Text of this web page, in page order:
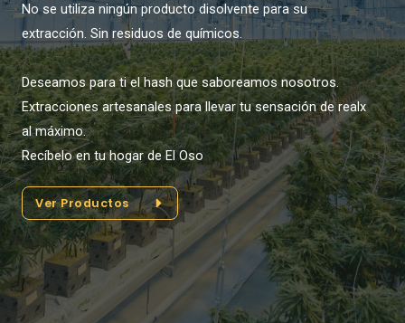
No se utiliza ningún producto disolvente para su
extracción. Sin residuos de químicos.
Deseamos para ti el hash que saboreamos nosotros.
Extracciones artesanales para llevar tu sensación de realx
al máximo.
Recíbelo en tu hogar de El Oso
Ver Productos